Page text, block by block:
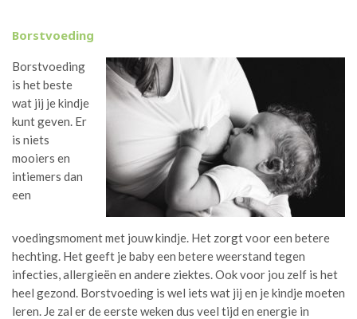
Borstvoeding
Borstvoeding
is het beste
wat jij je kindje
kunt geven. Er
is niets
mooiers en
intiemers dan
een
voedingsmoment met jouw kindje. Het zorgt voor een betere
hechting. Het geeft je baby een betere weerstand tegen
infecties, allergieën en andere ziektes. Ook voor jou zelf is het
heel gezond. Borstvoeding is wel iets wat jij en je kindje moeten
leren. Je zal er de eerste weken dus veel tijd en energie in